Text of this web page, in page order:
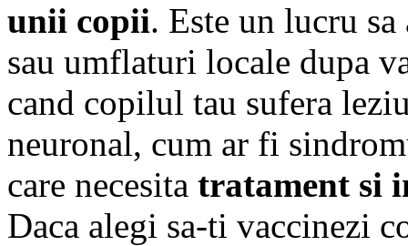
unii copii. Este un lucru
sau umflaturi locale dupa
cand copilul tau sufera
neuronal, cum ar fi
care necesita tratament si
Daca alegi sa-ti vaccinezi